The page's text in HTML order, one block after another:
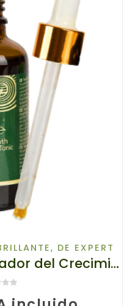
, DE EXPERT
23403 Tónico Activador del Crecimiento del Cabello Bio Rehab TIANDE 50g